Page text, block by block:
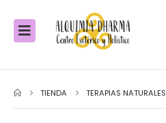
TIENDA TERAPIAS NATURALES